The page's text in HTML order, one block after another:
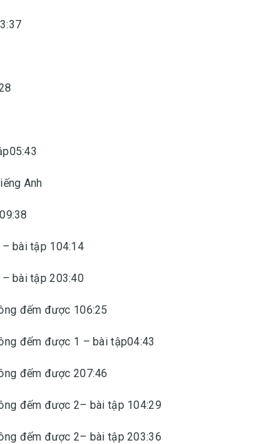
Anh
– bài tập 104:14
– bài tập 203:40
đếm được 106:25
đếm được 1 – bài tập04:43
đếm được 207:46
đếm được 2– bài tập 104:29
đếm được 2– bài tập 203:36